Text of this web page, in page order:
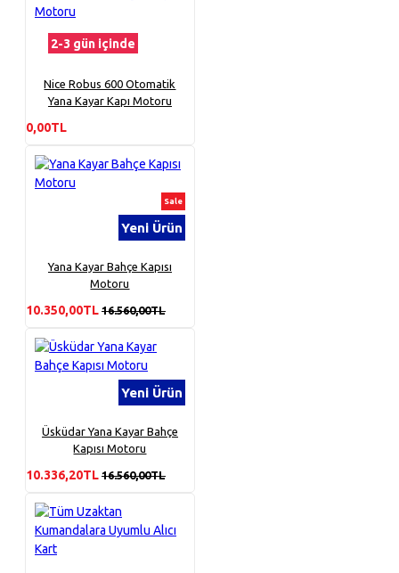
2-3 gün içinde
Nice Robus 600 Otomatik
Yana Kayar Kapı Motoru
0,00TL
Sale
Yeni Ürün
Yana Kayar Bahçe Kapısı
Motoru
10.350,00TL 16.560,00TL
Yeni Ürün
Üsküdar Yana Kayar Bahçe
Kapısı Motoru
10.336,20TL 16.560,00TL